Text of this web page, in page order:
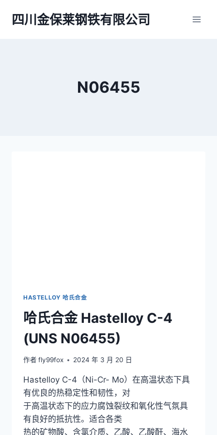
四川金保莱钢铁有限公司
N06455
HASTELLOY 哈氏合金
哈氏合金 Hastelloy C-4
(UNS N06455)
作者 fly99fox 2024 年 3 月 20 日
Hastelloy C-4（Ni-Cr- Mo）在高温状态下具
有优良的热稳定性和韧性，对
于高温状态下的应力腐蚀裂纹和氧化性气氛具
有良好的抵抗性。适合各类
热的矿物酸、含氯介质、乙酸、乙酸酐、海水